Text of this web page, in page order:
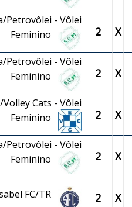
Petrovôlei - Vôlei
Feminino
2 X
Petrovôlei - Vôlei
Feminino
2 X
Volley Cats - Vôlei
Feminino
2 X
Petrovôlei - Vôlei
Feminino
2 X
FC/TR 2 X